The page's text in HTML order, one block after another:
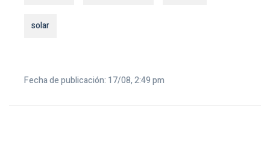
solar
Fecha de publicación: 17/08, 2:49 pm